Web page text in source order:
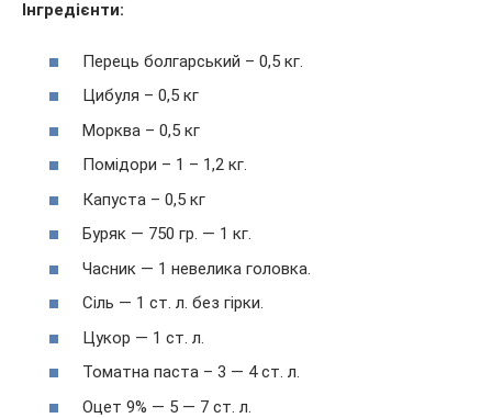
Інгредієнти:
Перець болгарський – 0,5 кг.
Цибуля – 0,5 кг
Морква – 0,5 кг
Помідори – 1 – 1,2 кг.
Капуста – 0,5 кг
Буряк — 750 гр. — 1 кг.
Часник — 1 невелика головка.
Сіль — 1 ст. л. без гірки.
Цукор — 1 ст. л.
Томатна паста – 3 — 4 ст. л.
Оцет 9% — 5 — 7 ст. л.